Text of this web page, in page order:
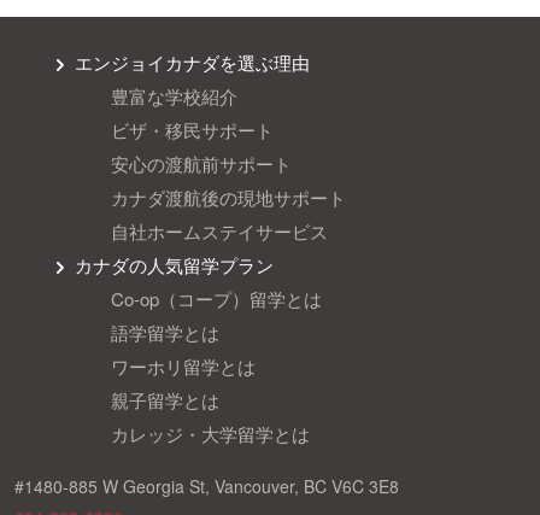
エンジョイカナダを選ぶ理由
豊富な学校紹介
ビザ・移民サポート
安心の渡航前サポート
カナダ渡航後の現地サポート
自社ホームステイサービス
カナダの人気留学プラン
Co-op（コープ）留学とは
語学留学とは
ワーホリ留学とは
親子留学とは
カレッジ・大学留学とは
#1480-885 W Georgia St, Vancouver, BC V6C 3E8